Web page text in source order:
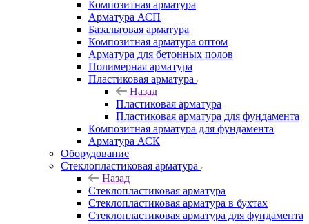
Композитная арматура
Арматура АСП
Базальтовая арматура
Композитная арматура оптом
Арматура для бетонных полов
Полимерная арматура
Пластиковая арматура
Назад
Пластиковая арматура
Пластиковая арматура для фундамента
Композитная арматура для фундамента
Арматура АСК
Оборудование
Cтеклопластиковая арматура
Назад
Cтеклопластиковая арматура
Стеклопластиковая арматура в бухтах
Стеклопластиковая арматура для фундамента